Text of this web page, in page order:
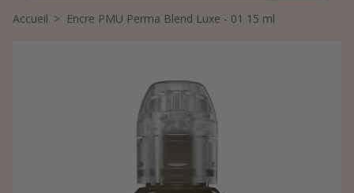
Accueil Encre PMU Perma Blend Luxe - 01 15 ml